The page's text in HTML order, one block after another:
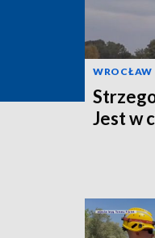
WROCŁAW
Jest w